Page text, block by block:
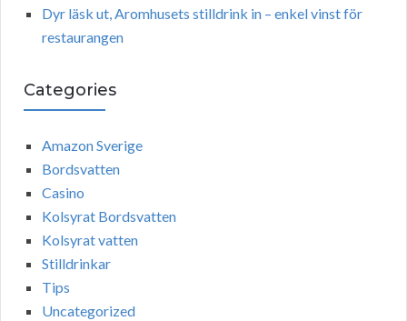
Dyr läsk ut, Aromhusets stilldrink in – enkel vinst för
restaurangen
Categories
Amazon Sverige
Bordsvatten
Casino
Kolsyrat Bordsvatten
Kolsyrat vatten
Stilldrinkar
Tips
Uncategorized